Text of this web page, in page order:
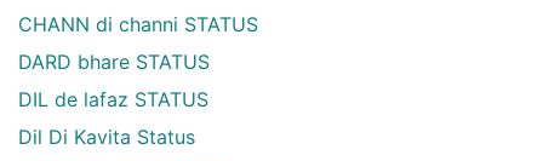
CHANN di channi STATUS
DARD bhare STATUS
DIL de lafaz STATUS
Dil Di Kavita Status